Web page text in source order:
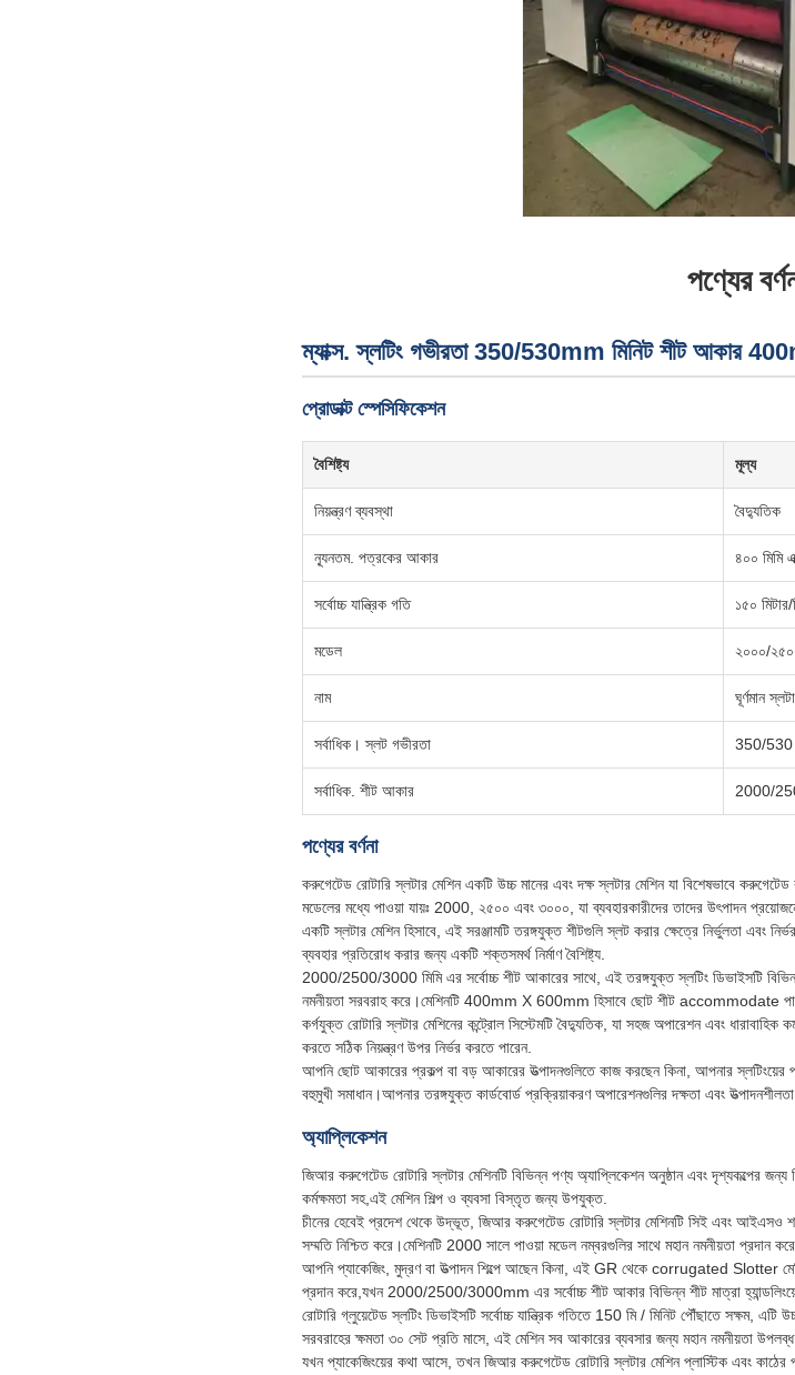
পণ্যের
ম্যাক্স. স্লটিং গভীরতা 350/530mm মিনিট শীট আকার
প্রোডাক্ট স্পেসিফিকেশন
বৈশিষ্ট্য মূল্য
নিয়ন্ত্রণ ব্যবস্থা বৈদ্যুতিক
ন্যূনতম. পত্রকের আকার ৪০০ মিমি
সর্বোচ্চ যান্ত্রিক গতি ১৫০ মিটার/
মডেল ২০০০/
নাম ঘূর্ণমান
সর্বাধিক। স্লট গভীরতা 350/530
সর্বাধিক. শীট আকার 2000/
পণ্যের বর্ণনা
করুগেটেড রোটারি স্লটার মেশিন একটি উচ্চ মানের এবং দক্ষ স্লটার মেশিন যা বিশেষভাবে
মডেলের মধ্যে পাওয়া যায়ঃ 2000, ২৫০০ এবং ৩০০০, যা ব্যবহারকারীদের তাদের উৎপাদন
একটি স্লটার মেশিন হিসাবে, এই সরঞ্জামটি তরঙ্গযুক্ত শীটগুলি স্লট করার ক্ষেত্রে নির্ভুলতা এবং
ব্যবহার প্রতিরোধ করার জন্য একটি শক্তসমর্থ নির্মাণ বৈশিষ্ট্য.
2000/2500/3000 মিমি এর সর্বোচ্চ শীট আকারের সাথে, এই তরঙ্গযুক্ত স্লটিং ডিভাইসটি
নমনীয়তা সরবরাহ করে।মেশিনটি 400mm X 600mm হিসাবে ছোট শীট accommodate
কর্গযুক্ত রোটারি স্লটার মেশিনের কন্ট্রোল সিস্টেমটি বৈদ্যুতিক, যা সহজ অপারেশন এবং
করতে সঠিক নিয়ন্ত্রণ উপর নির্ভর করতে পারেন.
আপনি ছোট আকারের প্রকল্প বা বড় আকারের উত্পাদনগুলিতে কাজ করছেন কিনা, আপনার স্লটিংয়ের
বহুমুখী সমাধান।আপনার তরঙ্গযুক্ত কার্ডবোর্ড প্রক্রিয়াকরণ অপারেশনগুলির দক্ষতা এবং
অ্যাপ্লিকেশন
জিআর করুগেটেড রোটারি স্লটার মেশিনটি বিভিন্ন পণ্য অ্যাপ্লিকেশন অনুষ্ঠান এবং দৃশ্যকল্পের
কর্মক্ষমতা সহ,এই মেশিন শিল্প ও ব্যবসা বিস্তৃত জন্য উপযুক্ত.
চীনের হেবেই প্রদেশ থেকে উদ্ভূত, জিআর করুগেটেড রোটারি স্লটার মেশিনটি সিই এবং আইএসও
সম্মতি নিশ্চিত করে।মেশিনটি 2000 সালে পাওয়া মডেল নম্বরগুলির সাথে মহান নমনীয়তা প্রদান
আপনি প্যাকেজিং, মুদ্রণ বা উত্পাদন শিল্পে আছেন কিনা, এই GR থেকে corrugated Slotter
প্রদান করে,যখন 2000/2500/3000mm এর সর্বোচ্চ শীট আকার বিভিন্ন শীট মাত্রা
রোটারি গ্লুয়েটেড স্লটিং ডিভাইসটি সর্বোচ্চ যান্ত্রিক গতিতে 150 মি / মিনিট পৌঁছাতে সক্ষম,
সরবরাহের ক্ষমতা ৩০ সেট প্রতি মাসে, এই মেশিন সব আকারের ব্যবসার জন্য মহান নমনীয়তা
যখন প্যাকেজিংয়ের কথা আসে, তখন জিআর করুগেটেড রোটারি স্লটার মেশিন প্লাস্টিক এবং কাঠের